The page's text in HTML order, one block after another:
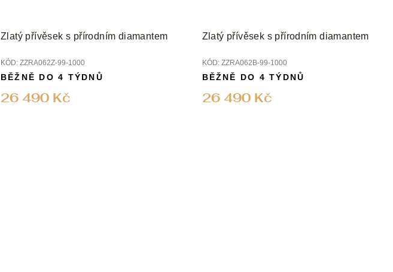
Zlatý přívěsek s přírodním diamantem
KÓD: ZZRA062Z-99-1000
26 490 Kč
BĚŽNĚ DO 4 TÝDNŮ
Zlatý přívěsek s přírodním diamantem
KÓD: ZZRA062B-99-1000
26 490 Kč
BĚŽNĚ DO 4 TÝDNŮ